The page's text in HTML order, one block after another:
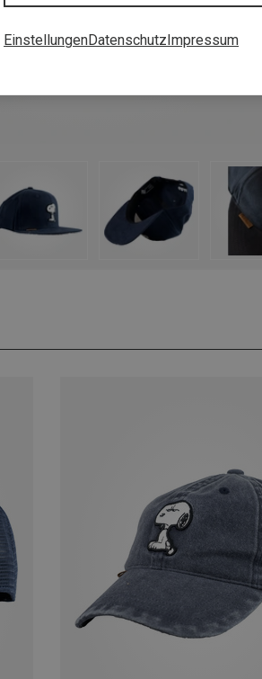
EinstellungenDatenschutz Impressum